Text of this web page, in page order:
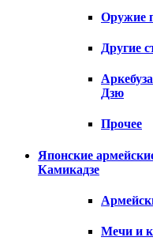
Оружие
Другие
Дзю
Прочее
Японские
Камикадзе
Мечи и